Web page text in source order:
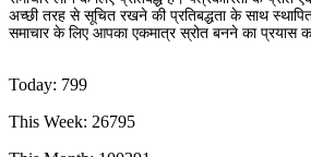
अच्छी तरह से सूचित रखने की प्रतिबद्धता के साथ
समाचार के लिए आपका एकमात्र स्रोत बनने का प्रयास
Today: 799
This Week: 26795